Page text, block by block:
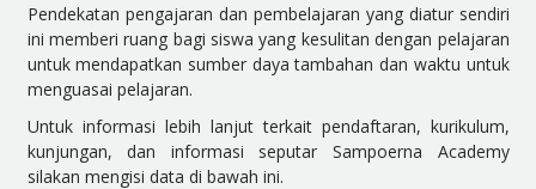
Pendekatan pengajaran dan pembelajaran yang diatur sendiri
ini memberi ruang bagi siswa yang kesulitan dengan pelajaran
untuk mendapatkan sumber daya tambahan dan waktu untuk
menguasai pelajaran.
Untuk informasi lebih lanjut terkait pendaftaran, kurikulum,
kunjungan, dan informasi seputar Sampoerna Academy
silakan mengisi data di bawah ini.